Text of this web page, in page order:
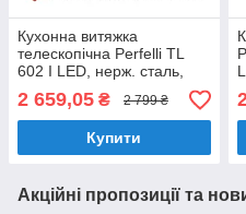
Кухонна витяжка
телескопічна Perfelli TL
602 I LED, нерж. сталь,
вбудована в шафу,
шириною 60 см
2 659,05 ₴ 2 799 ₴
Купити
Акційні пропозиції та